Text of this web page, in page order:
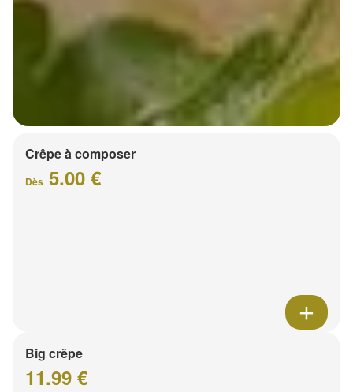
Crêpe à composer
Dès 5.00 €
Big crêpe
11.99 €